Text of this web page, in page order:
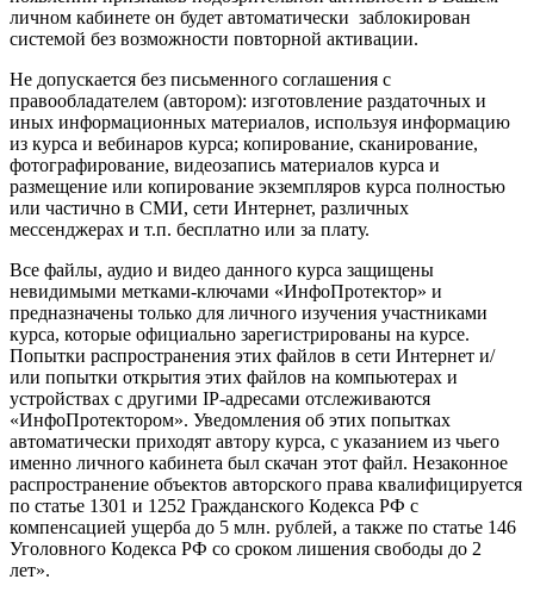
личном кабинете он будет автоматически заблокирован
системой без возможности повторной активации.
Не допускается без письменного соглашения с
правообладателем (автором): изготовление раздаточных и
иных информационных материалов, используя информацию
из курса и вебинаров курса; копирование, сканирование,
фотографирование, видеозапись материалов курса и
размещение или копирование экземпляров курса полностью
или частично в СМИ, сети Интернет, различных
мессенджерах и т.п. бесплатно или за плату.
Все файлы, аудио и видео данного курса защищены
невидимыми метками-ключами «ИнфоПротектор» и
предназначены только для личного изучения участниками
курса, которые официально зарегистрированы на курсе.
Попытки распространения этих файлов в сети Интернет и/
или попытки открытия этих файлов на компьютерах и
устройствах с другими IP-адресами отслеживаются
«ИнфоПротектором». Уведомления об этих попытках
автоматически приходят автору курса, с указанием из чьего
именно личного кабинета был скачан этот файл. Незаконное
распространение объектов авторского права квалифицируется
по статье 1301 и 1252 Гражданского Кодекса РФ с
компенсацией ущерба до 5 млн. рублей, а также по статье 146
Уголовного Кодекса РФ со сроком лишения свободы до 2
лет».